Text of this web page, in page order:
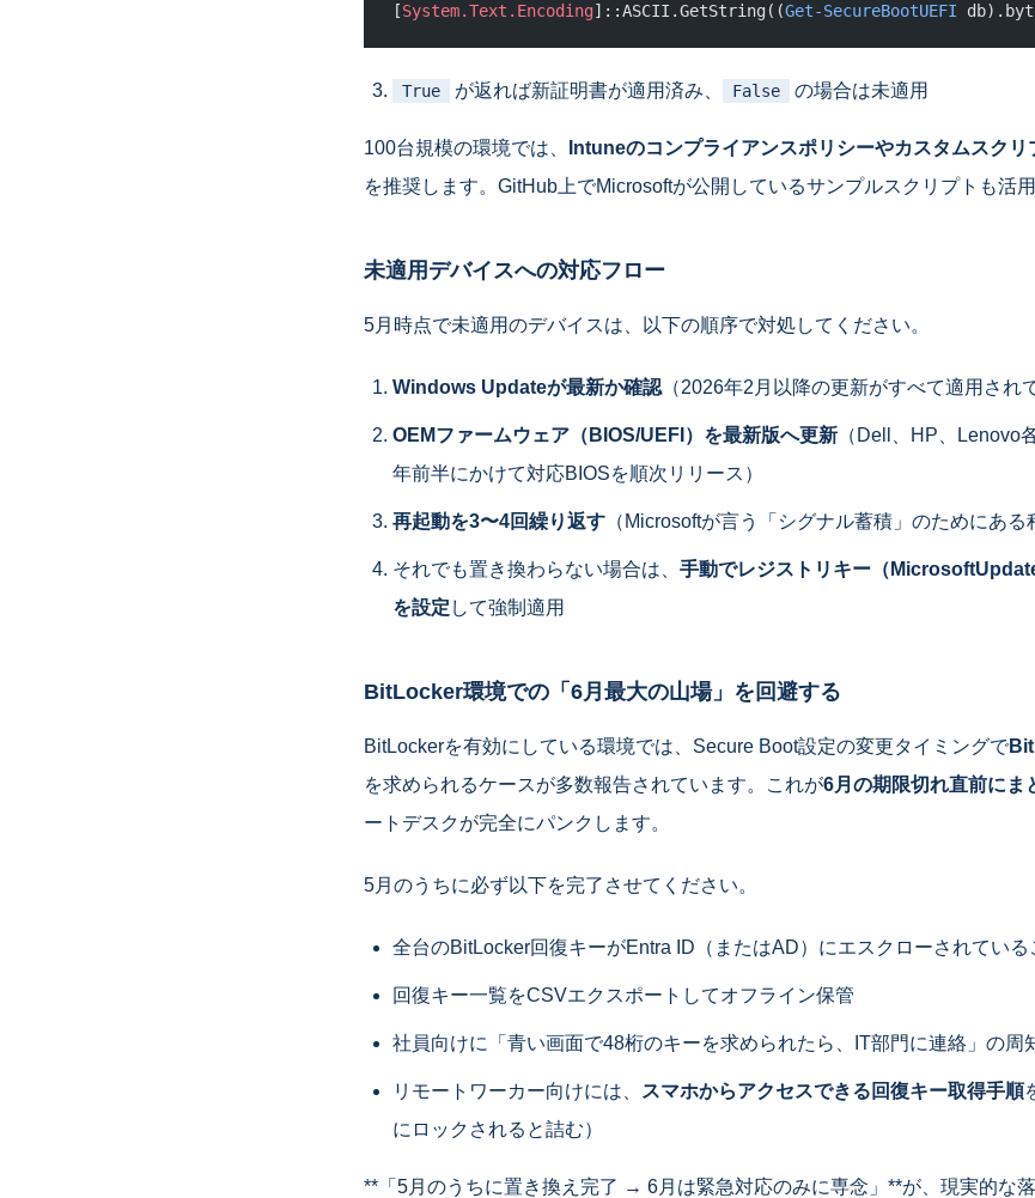
[System.Text.Encoding]::ASCII.GetString((Get-SecureBootUEFI
True が返れば新証明書が適用済み、 False の場合は未適用
100台規模の環境では、 Intuneのコンプライアンスポリシーやカスタムスクリ
を推奨します。GitHub上でMicrosoftが公開しているサンプルスクリプトも活用
未適用デバイスへの対応フロー
5月時点で未適用のデバイスは、以下の順序で対処してください。
Windows Updateが最新か確認 （2026年2月以降の更新がすべて適用され
OEMファームウェア（BIOS/UEFI）を最新版へ更新 （Dell、HP、Lenovo
年前半にかけて対応BIOSを順次リリース）
再起動を3〜4回繰り返す （Microsoftが言う「シグナル蓄積」のためにある
それでも置き換わらない場合は、 手動でレジストリキー（
を設定 して強制適用
BitLocker環境での「6月最大の山場」を回避する
BitLockerを有効にしている環境では、Secure Boot設定の変更タイミングで
を求められるケースが多数報告されています。これが6月の期限切れ直前にま
ートデスクが完全にパンクします。
5月のうちに必ず以下を完了させてください。
全台のBitLocker回復キーがEntra ID（またはAD）にエスクローされている
回復キー一覧をCSVエクスポートしてオフライン保管
社員向けに「青い画面で48桁のキーを求められたら、IT部門に連絡」の周
リモートワーカー向けには、 スマホからアクセスできる回復キー取得手順
にロックされると詰む）
**「5月のうちに置き換え完了 → 6月は緊急対応のみに専念」**が、現実的な落